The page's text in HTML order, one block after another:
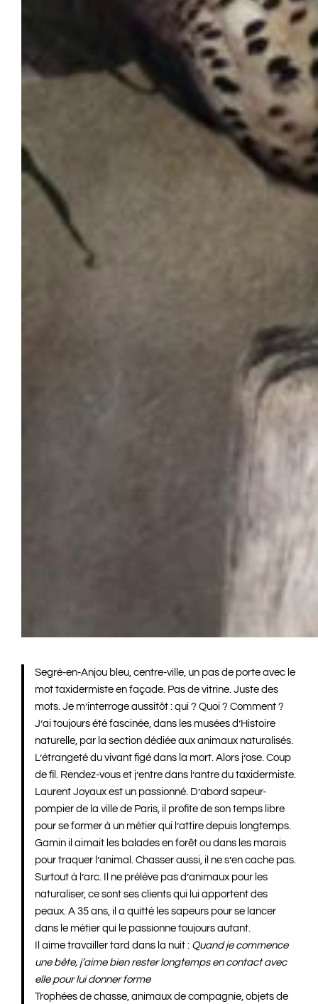
Segré-en-Anjou bleu, centre-ville, un pas de porte avec le
mot taxidermiste en façade. Pas de vitrine. Juste des
mots. Je m’interroge aussitôt : qui ? Quoi ? Comment ?
J’ai toujours été fascinée, dans les musées d’Histoire
naturelle, par la section dédiée aux animaux naturalisés.
L’étrangeté du vivant figé dans la mort. Alors j’ose. Coup
de fil. Rendez-vous et j’entre dans l’antre du taxidermiste.
Laurent Joyaux est un passionné. D’abord sapeur-
pompier de la ville de Paris, il profite de son temps libre
pour se former à un métier qui l’attire depuis longtemps.
Gamin il aimait les balades en forêt ou dans les marais
pour traquer l’animal. Chasser aussi, il ne s’en cache pas.
Surtout à l’arc. Il ne prélève pas d’animaux pour les
naturaliser, ce sont ses clients qui lui apportent des
peaux. A 35 ans, il a quitté les sapeurs pour se lancer
dans le métier qui le passionne toujours autant.
Il aime travailler tard dans la nuit : Quand je commence
une bête, j’aime bien rester longtemps en contact avec
elle pour lui donner forme
Trophées de chasse, animaux de compagnie, objets de